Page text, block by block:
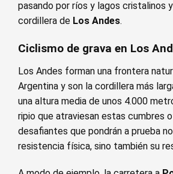
pasando por ríos y lagos cristalinos
cordillera de Los Andes.
Ciclismo de grava en Los
Los Andes forman una frontera
Argentina y son la cordillera más
una altura media de unos 4.000
ripio que atraviesan estas cumbres
desafiantes que pondrán a prueba
resistencia física, sino también su